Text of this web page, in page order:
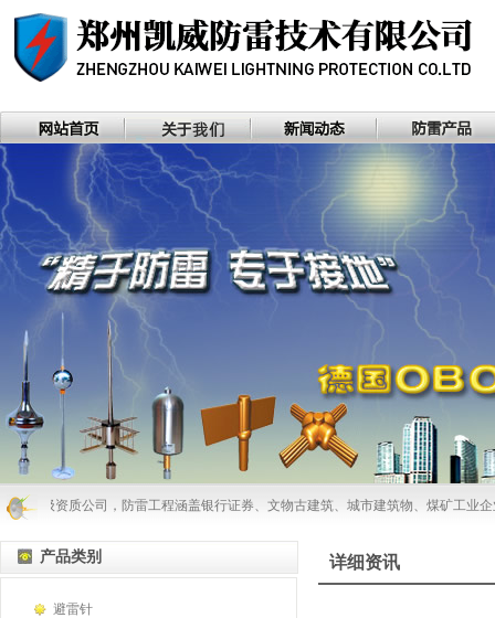
工业企业等行业的直击雷防护和信息系统防雷系统。避雷针、接地工程面向全国
乙级资质公司，防雷工程涵盖银行证券、文物古建筑、城市建筑物、煤矿工业企
产品类别
避雷针
详细资讯